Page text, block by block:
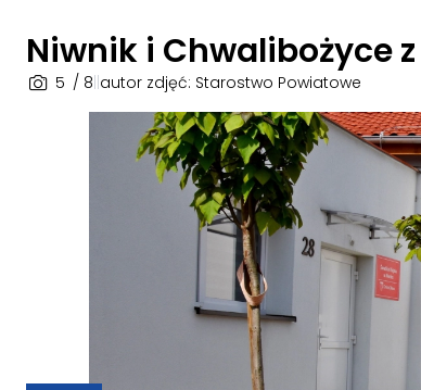
Niwnik i Chwalibożyce
5 / 8 autor zdjęć: Starostwo Powiatowe